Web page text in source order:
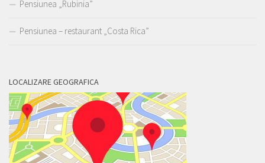
Pensiunea „Rubinia”
Pensiunea – restaurant „Costa Rica”
LOCALIZARE GEOGRAFICA